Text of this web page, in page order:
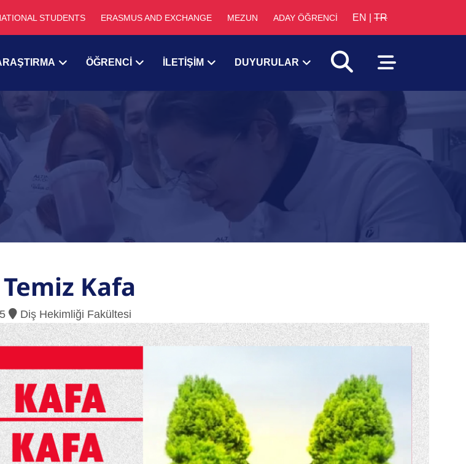
STUDENTS ERASMUS AND EXCHANGE MEZUN ADAY ÖĞRENCİ EN TR
ÖĞRENCİ İLETİŞİM DUYURULAR
Kafa
Diş Hekimliği Fakültesi